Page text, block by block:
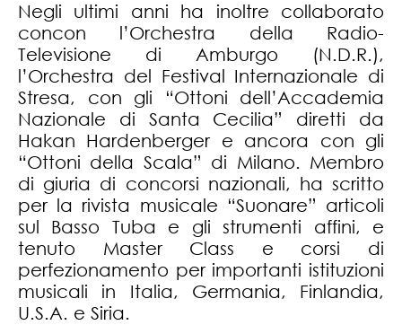
Negli ultimi anni ha inoltre collaborato
concon l’Orchestra della Radio-
Televisione di Amburgo (N.D.R.),
l’Orchestra del Festival Internazionale di
Stresa, con gli “Ottoni dell’Accademia
Nazionale di Santa Cecilia” diretti da
Hakan Hardenberger e ancora con gli
“Ottoni della Scala” di Milano. Membro
di giuria di concorsi nazionali, ha scritto
per la rivista musicale “Suonare” articoli
sul Basso Tuba e gli strumenti affini, e
tenuto Master Class e corsi di
perfezionamento per importanti istituzioni
musicali in Italia, Germania, Finlandia,
U.S.A. e Siria.